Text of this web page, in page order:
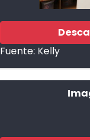
Fuente: Kelly